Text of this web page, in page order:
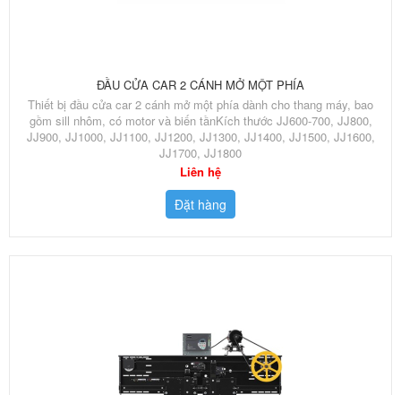
ĐẦU CỬA CAR 2 CÁNH MỞ MỘT PHÍA
Thiết bị đầu cửa car 2 cánh mở một phía dành cho thang máy, bao
gồm sill nhôm, có motor và biến tầnKích thước JJ600-700, JJ800,
JJ900, JJ1000, JJ1100, JJ1200, JJ1300, JJ1400, JJ1500, JJ1600,
JJ1700, JJ1800
Liên hệ
Đặt hàng